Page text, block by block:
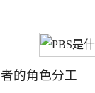
的角色分工